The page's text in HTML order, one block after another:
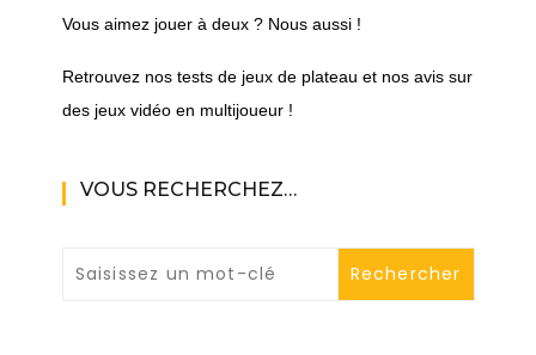
Vous aimez jouer à deux ? Nous aussi !
Retrouvez nos tests de jeux de plateau et nos avis sur
des jeux vidéo en multijoueur !
VOUS RECHERCHEZ…